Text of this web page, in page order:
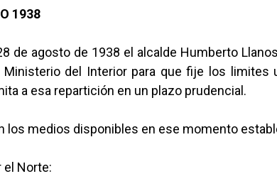
1938
de agosto de 1938 el alcalde Humberto
Ministerio del Interior para que fije los limites
a esa repartición en un plazo prudencial.
los medios disponibles en ese momento
el Norte: